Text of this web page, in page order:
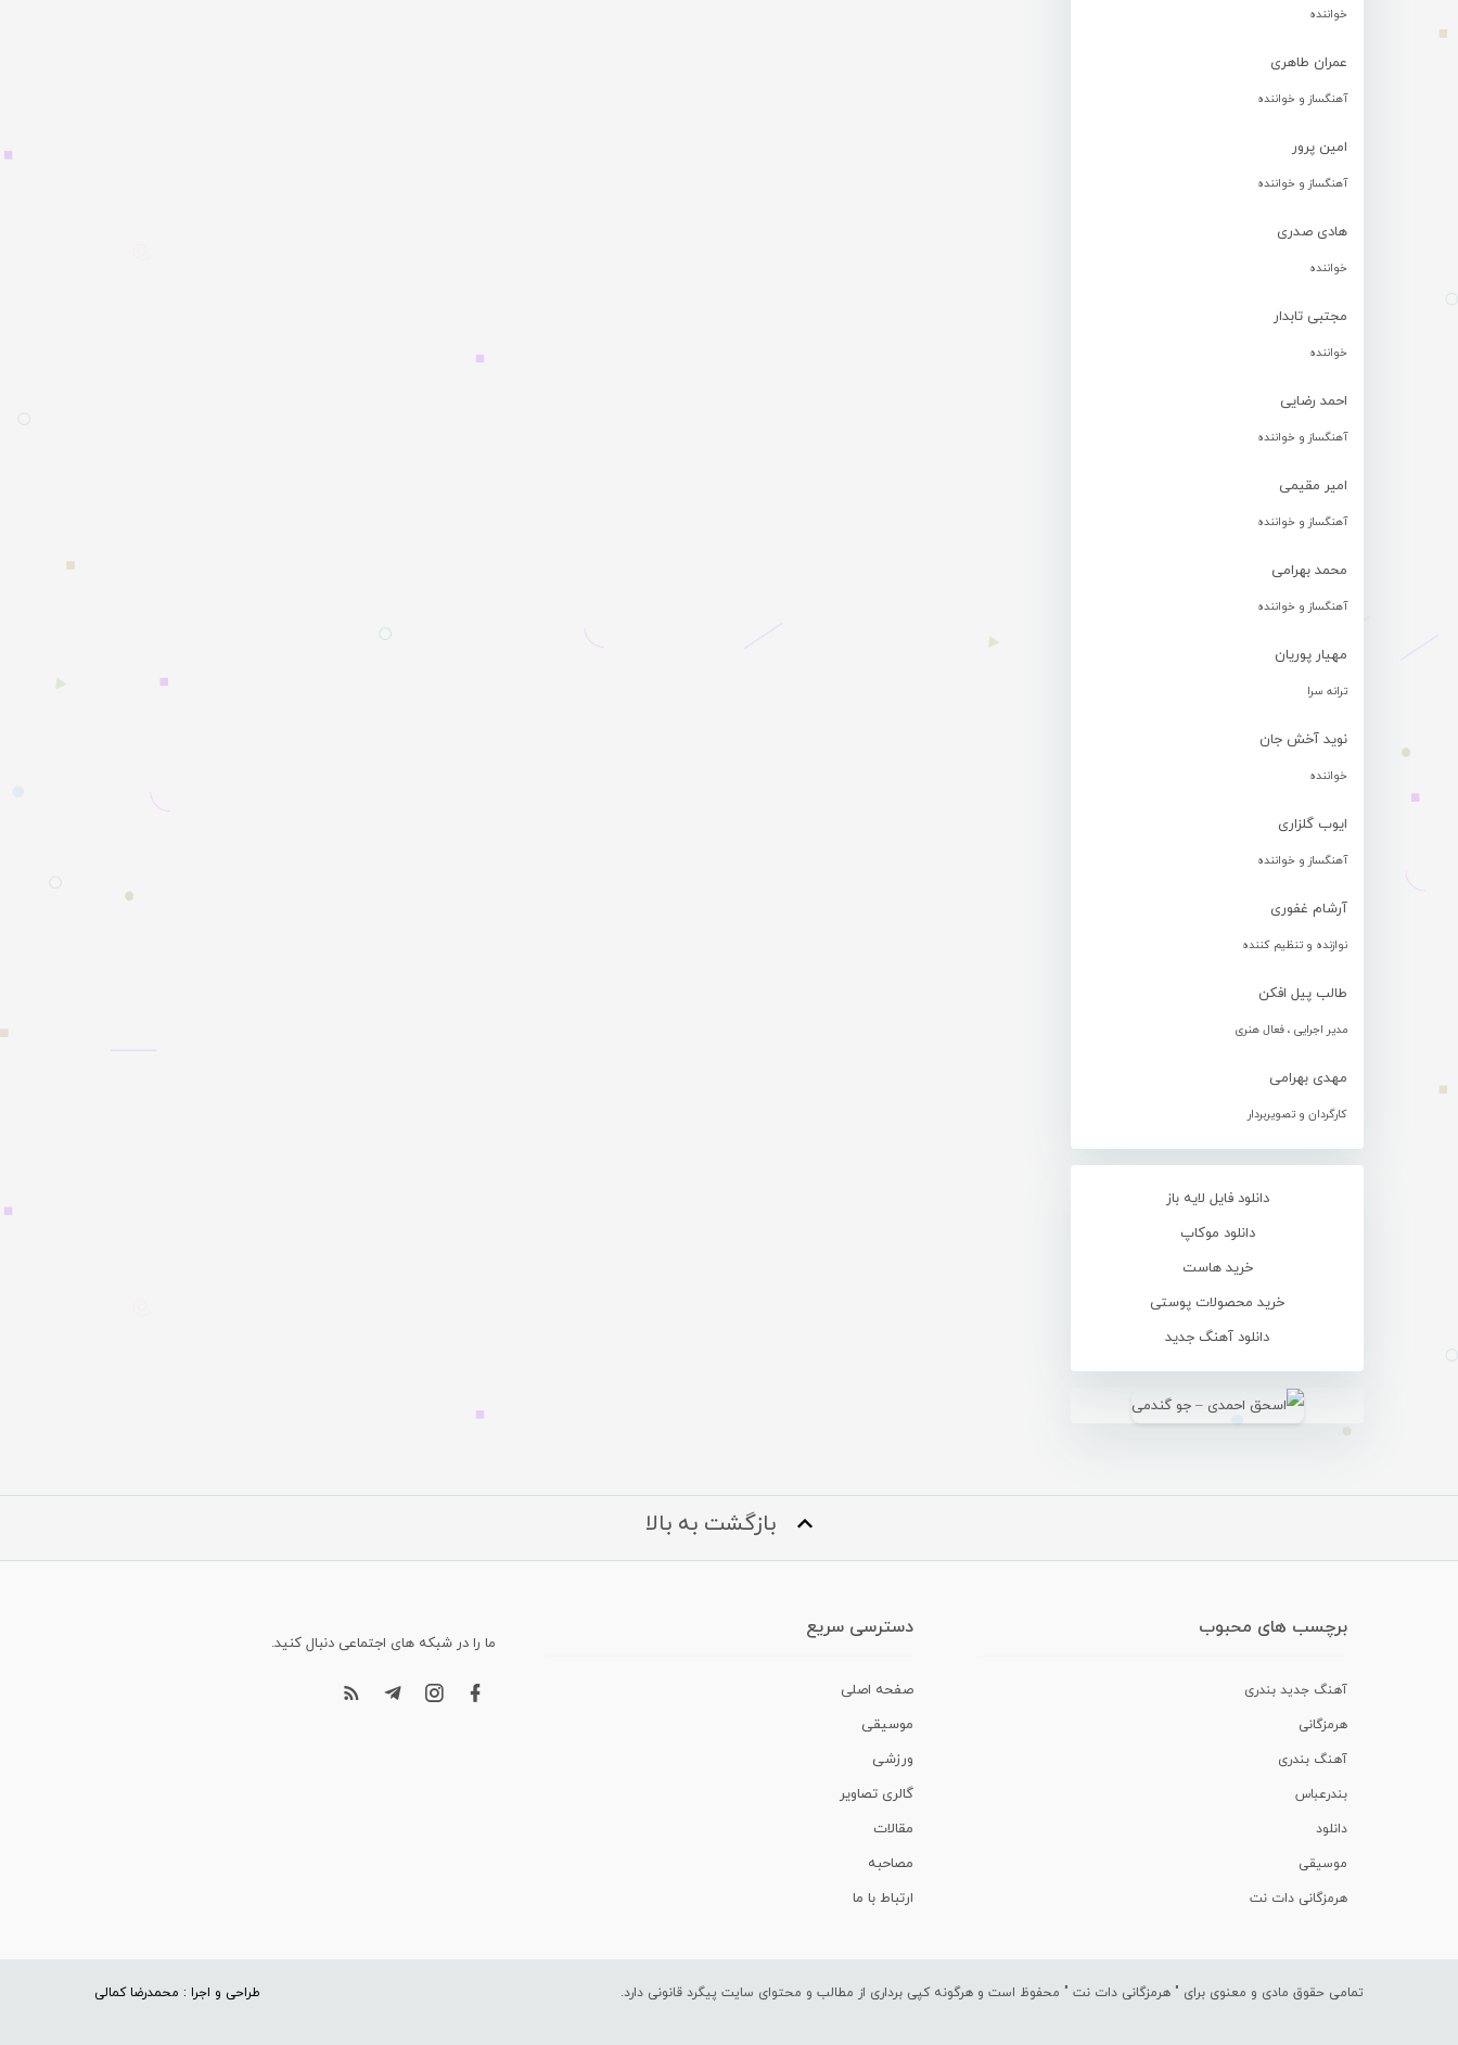
خواننده
عمران طاهری
آهنگساز و خواننده
امین پرور
آهنگساز و خواننده
هادی صدری
خواننده
مجتبی تابدار
خواننده
احمد رضایی
آهنگساز و خواننده
امیر مقیمی
آهنگساز و خواننده
محمد بهرامی
آهنگساز و خواننده
مهیار پوریان
ترانه سرا
نوید آخش جان
خواننده
ایوب گلزاری
آهنگساز و خواننده
آرشام غفوری
نوازنده و تنظیم کننده
طالب پیل افکن
مدیر اجرایی ، فعال هنری
مهدی بهرامی
کارگردان و تصویربردار
دانلود فایل لایه باز
دانلود موکاپ
خرید هاست
خرید محصولات پوستی
دانلود آهنگ جدید
بازگشت به بالا
برچسب های محبوب
آهنگ جدید بندری
هرمزگانی
آهنگ بندری
بندرعباس
دانلود
موسیقی
هرمزگانی دات نت
دسترسی سریع
صفحه اصلی
موسیقی
ورزشی
گالری تصاویر
مقالات
مصاحبه
ارتباط با ما
ما را در شبکه های اجتماعی دنبال کنید.
تمامی حقوق مادی و معنوی برای " هرمزگانی دات نت " محفوظ است و هرگونه کپی برداری از مطالب و محتوای سایت پیگرد قانونی دارد. طراحی و اجرا : محمدرضا کمالی